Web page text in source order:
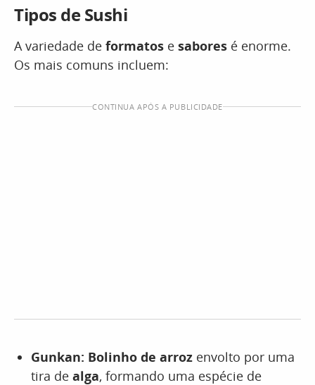
Tipos de Sushi
A variedade de formatos e sabores é enorme.
Os mais comuns incluem:
CONTINUA APÓS A PUBLICIDADE
Gunkan: Bolinho de arroz envolto por uma
tira de alga, formando uma espécie de